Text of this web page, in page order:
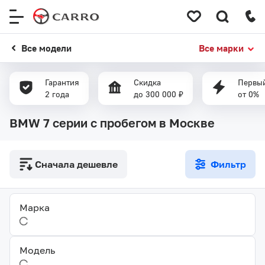
Все модели Все марки
Гарантия
2 года
Скидка
до 300 000 ₽
от 0%
BMW 7 серии с пробегом в Москве
Фильтр
Сначала дешевле
Марка
Модель